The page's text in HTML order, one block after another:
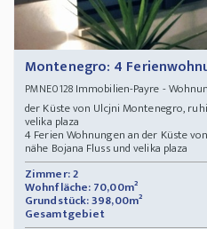
Montenegro: 4
PMNE0128Immobilien-Payre -
der Küste von Ulcjni Montenegro,
velika plaza
4 Ferien Wohnungen an der Küste
nähe Bojana Fluss und velika plaza
Zimmer: 2
Wohnfläche: 70,00m²
Grundstück: 398,00m²
Gesamtgebiet